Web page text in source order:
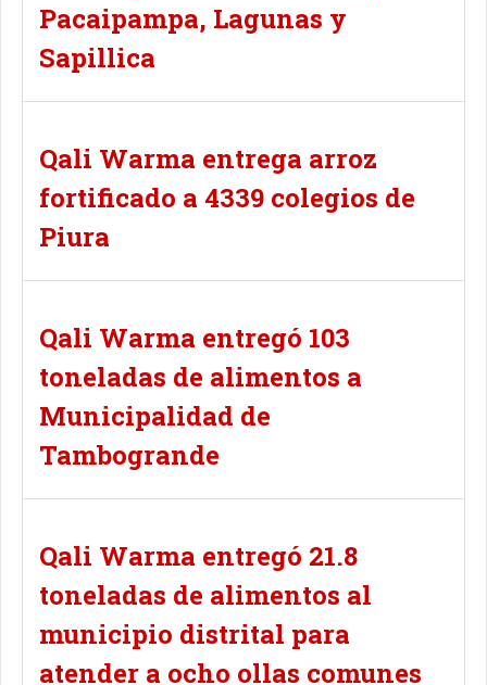
Pacaipampa, Lagunas y
Sapillica
Qali Warma entrega arroz
fortificado a 4339 colegios de
Piura
Qali Warma entregó 103
toneladas de alimentos a
Municipalidad de
Tambogrande
Qali Warma entregó 21.8
toneladas de alimentos al
municipio distrital para
atender a ocho ollas comunes